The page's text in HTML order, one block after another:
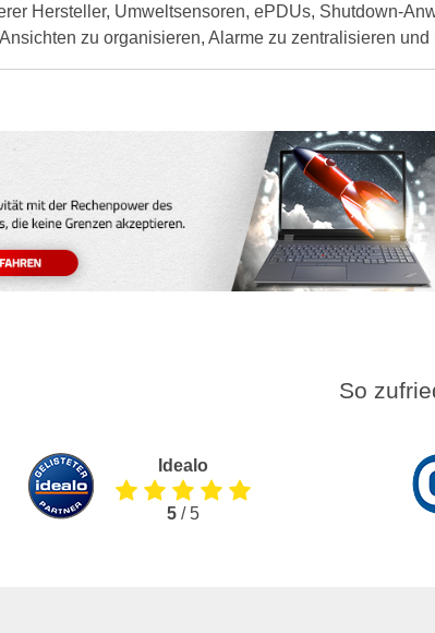
Hersteller, Umweltsensoren, ePDUs, Shutdown-
zu organisieren, Alarme zu zentralisieren
So
Idealo
5/ 5